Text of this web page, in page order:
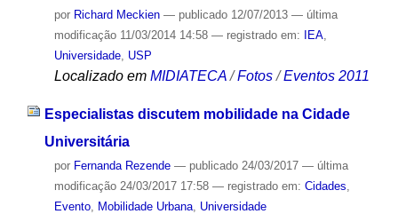
por Richard Meckien — publicado12/07/2013 — última
modificação11/03/2014 14:58 — registrado em: IEA,
Universidade, USP
Localizado em MIDIATECA /Fotos /Eventos 2011
Especialistas discutem mobilidade na Cidade
Universitária
por Fernanda Rezende — publicado24/03/2017 — última
modificação24/03/2017 17:58 — registrado em: Cidades
Evento, Mobilidade Urbana, Universidade